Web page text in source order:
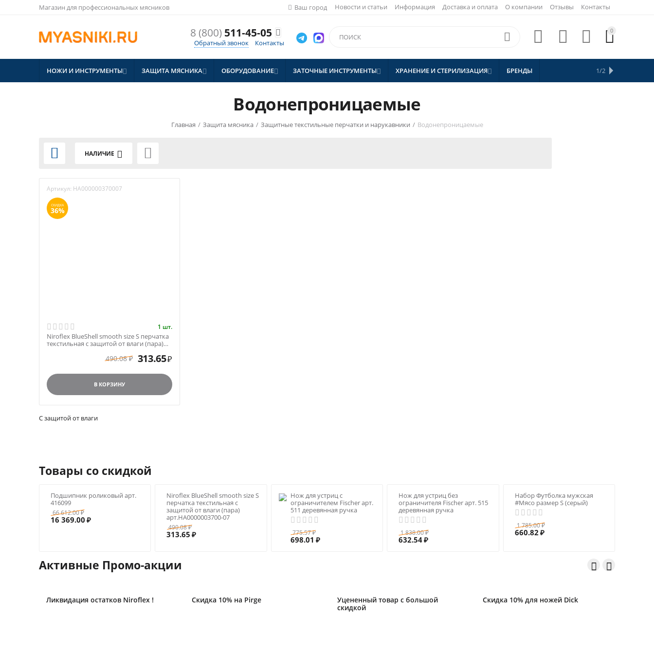
Магазин для профессиональных мясников Новости и статьи Информация Доставка и оплата О компании Отзывы Контакты
Ваш город
8 (800)511-45-05 
Обратный звонок Контакты
0


 

НОЖИ И ИНСТРУМЕНТЫ ЗАЩИТА МЯСНИКА ОБОРУДОВАНИЕ ЗАТОЧНЫЕ ИНСТРУМЕНТЫ ХРАНЕНИЕ И СТЕРИЛИЗАЦИЯ БРЕНДЫ 1/2
Водонепроницаемые
Главная / Защита мясника / Защитные текстильные перчатки и нарукавники / Водонепроницаемые
 НАЛИЧИЕ 
Артикул: HA000000370007
СКИДКА
36%
1 шт.
Niroflex BlueShell smooth size S перчатка
текстильная с защитой от влаги (пара)
490.08 ₽ 313.65₽
В КОРЗИНУ
С защитой от влаги
Товары со скидкой
Подшипник роликовый арт.
416099
66 612.00 ₽
16 369.00 ₽
Niroflex BlueShell smooth size S
перчатка текстильная с
защитой от влаги (пара)
арт.HA0000003700-07
490.08 ₽
313.65 ₽
Нож для устриц с
ограничителем Fisсher арт.
511 деревянная ручка
775.57 ₽
698.01 ₽
Нож для устриц без
ограничителя Fisсher арт. 515
деревянная ручка
1 838.00 ₽
632.54₽
Набор Футболка мужская
#Мясо размер S (серый)
1 785.00 ₽
660.82 ₽
Активные Промо-акции  
Ликвидация остатков Niroflex ! Скидка 10% на Pirge
Уцененный товар с большой
скидкой
Скидка 10% для ножей Dick